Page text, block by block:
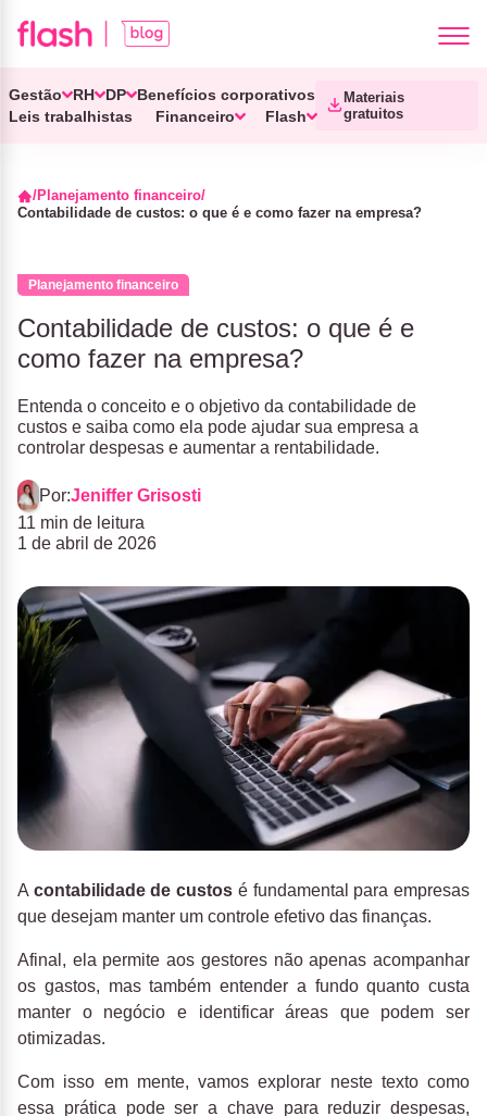
Gestão RH DP
Benefícios corporativos
Leis trabalhistas
Financeiro Flash
Materiais
gratuitos
Planejamento financeiro
Contabilidade de custos: o que é e como fazer na empresa?
Planejamento financeiro
Contabilidade de custos: o que é e
como fazer na empresa?
Entenda o conceito e o objetivo da contabilidade de
custos e saiba como ela pode ajudar sua empresa a
controlar despesas e aumentar a rentabilidade.
Por:Jeniffer Grisosti
11 min de leitura
1 de abril de 2026
A contabilidade de custos é fundamental para empresas
que desejam manter um controle efetivo das finanças.
Afinal, ela permite aos gestores não apenas acompanhar
os gastos, mas também entender a fundo quanto custa
manter o negócio e identificar áreas que podem ser
otimizadas.
Com isso em mente, vamos explorar neste texto como
essa prática pode ser a chave para reduzir despesas,